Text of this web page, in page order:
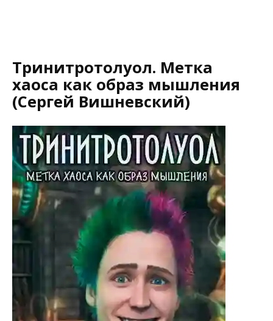
Тринитротолуол. Метка
хаоса как образ мышления
(Сергей Вишневский)